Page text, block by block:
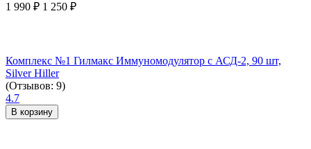
1 990 ₽ 1 250 ₽
Комплекс №1 Гилмакс Иммуномодулятор с АСД-2, 90 шт,
Silver Hiller
(Отзывов: 9)
4.7
В корзину